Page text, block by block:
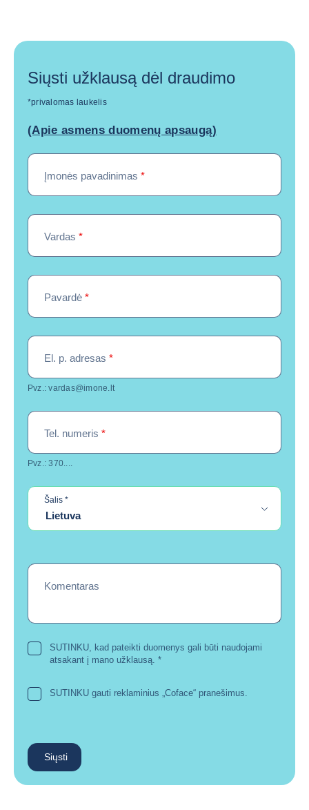
Siųsti užklausą dėl draudimo
*privalomas laukelis
(Apie asmens duomenų apsaugą)
Įmonės pavadinimas *
Vardas *
Pavardė *
El. p. adresas *
Pvz.: vardas@imone.lt
Tel. numeris *
Pvz.: 370....
Šalis *required
Lietuva
Komentaras
SUTINKU, kad pateikti duomenys gali būti naudojami
atsakant į mano užklausą. *
SUTINKU gauti reklaminius „Coface“ pranešimus.
Siųsti